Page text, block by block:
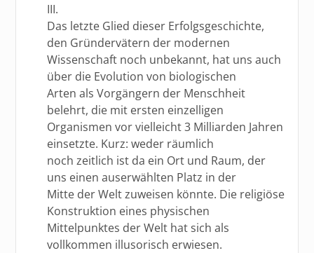
III.
Das letzte Glied dieser Erfolgsgeschichte,
den Gründervätern der modernen
Wissenschaft noch unbekannt, hat uns auch
über die Evolution von biologischen
Arten als Vorgängern der Menschheit
belehrt, die mit ersten einzelligen
Organismen vor vielleicht 3 Milliarden Jahren
einsetzte. Kurz: weder räumlich
noch zeitlich ist da ein Ort und Raum, der
uns einen auserwählten Platz in der
Mitte der Welt zuweisen könnte. Die religiöse
Konstruktion eines physischen
Mittelpunktes der Welt hat sich als
vollkommen illusorisch erwiesen.